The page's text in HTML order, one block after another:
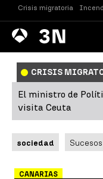
Crisis migratoria
Antena
3 Noticias
CRISIS
El ministro de
visita Ceuta
sociedad Sucesos
CANARIAS